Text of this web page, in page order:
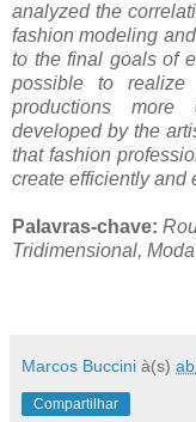
analyzed the
fashion modeling
to the final goals of
possible to realize
productions more
developed by the
that fashion
create efficiently and
Palavras-chave:
Tridimensional,
Marcos Buccini à(s)
Compartilhar